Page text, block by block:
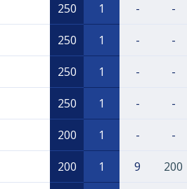
250 1 - -
250 1 - -
250 1 - -
250 1 - -
200 1 - -
200 1 9 200